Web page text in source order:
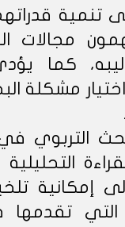
تنمية
مجالات
كما
مشكلة
التربوي
التحليلية
إمكانية
التي تقدمها